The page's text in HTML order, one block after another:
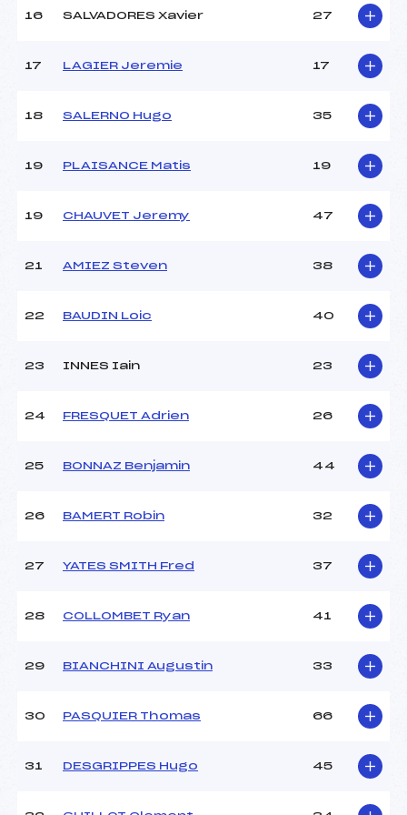
12.1500
Catégorie :
16 SALVADORES Xavier 27
17 LAGIER Jeremie 17
18 SALERNO Hugo 35
19 PLAISANCE Matis 19
19 CHAUVET Jeremy 47
21 AMIEZ Steven 38
22 BAUDIN Loic 40
23 INNES Iain 23
24 FRESQUET Adrien 26
25 BONNAZ Benjamin 44
26 BAMERT Robin 32
27 YATES SMITH Fred 37
28 COLLOMBET Ryan 41
29 BIANCHINI Augustin 33
30 PASQUIER Thomas 66
31 DESGRIPPES Hugo 45